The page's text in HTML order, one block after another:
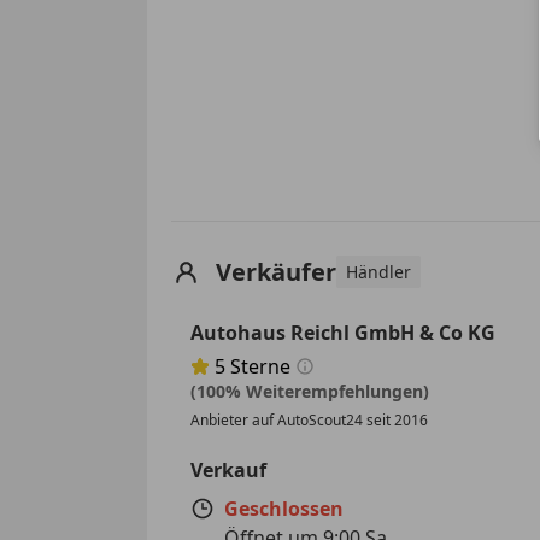
Verkäufer Händler
Autohaus Reichl GmbH & Co KG
Sternebewertung 5 von 5
5Sterne
(100% Weiterempfehlungen)
Anbieter auf AutoScout24 seit 2016
Verkauf
Geschlossen